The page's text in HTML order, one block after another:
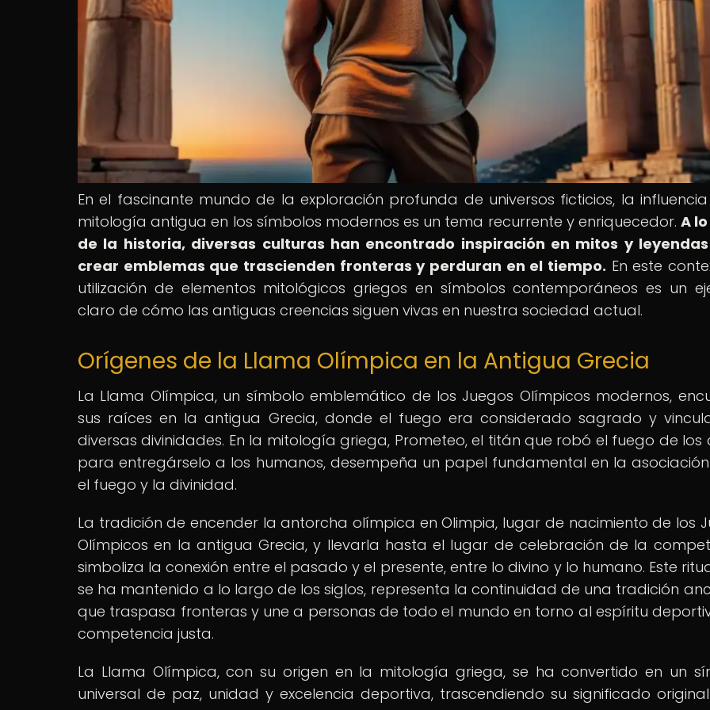
En el fascinante mundo de la exploración profunda de universos ficticios, la
mitología antigua en los símbolos modernos es un tema recurrente y enriquecedor.A
de la historia, diversas culturas han encontrado inspiración en mitos y
crear emblemas que trascienden fronteras y perduran en el tiempo. En este
utilización de elementos mitológicos griegos en símbolos contemporáneos es un
claro de cómo las antiguas creencias siguen vivas en nuestra sociedad actual.
Orígenes de la Llama Olímpica en la Antigua Grecia
La Llama Olímpica, un símbolo emblemático de los Juegos Olímpicos modernos,
sus raíces en la antigua Grecia, donde el fuego era considerado sagrado y
diversas divinidades. En la mitología griega, Prometeo, el titán que robó el fuego de los
para entregárselo a los humanos, desempeña un papel fundamental en la
el fuego y la divinidad.
La tradición de encender la antorcha olímpica en Olimpia, lugar de nacimiento de los
Olímpicos en la antigua Grecia, y llevarla hasta el lugar de celebración de la
simboliza la conexión entre el pasado y el presente, entre lo divino y lo humano. Este
se ha mantenido a lo largo de los siglos, representa la continuidad de una tradición
que traspasa fronteras y une a personas de todo el mundo en torno al espíritu
competencia justa.
La Llama Olímpica, con su origen en la mitología griega, se ha convertido en un
universal de paz, unidad y excelencia deportiva, trascendiendo su significado